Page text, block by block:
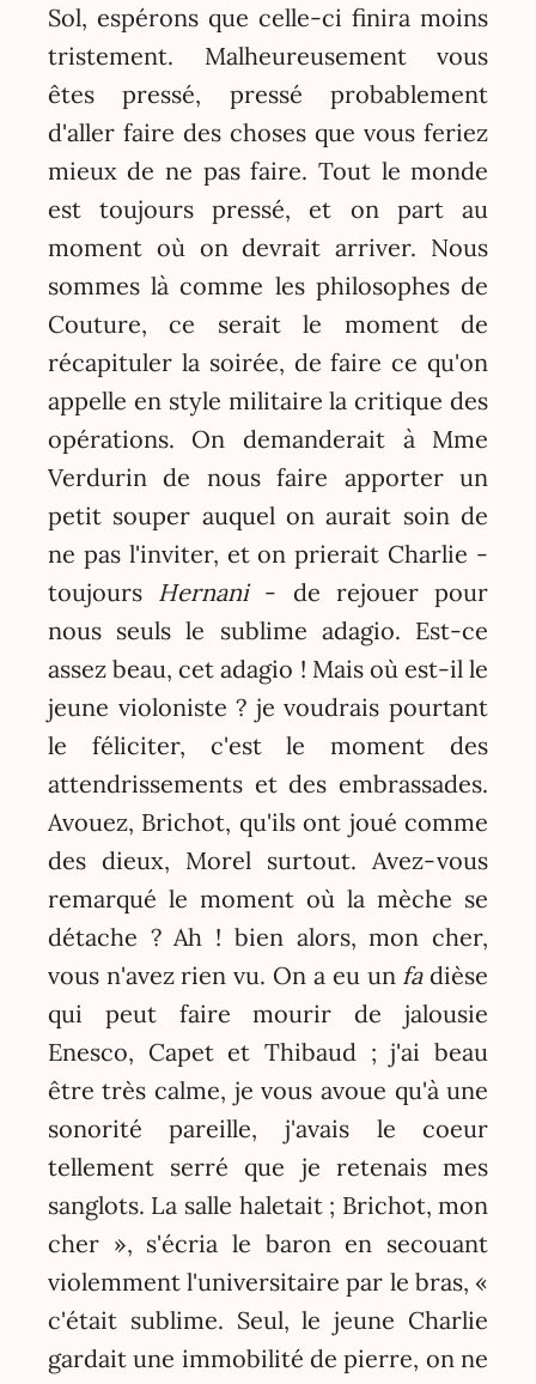
Sol, espérons que celle-ci finira moins
tristement. Malheureusement vous
êtes pressé, pressé probablement
d'aller faire des choses que vous feriez
mieux de ne pas faire. Tout le monde
est toujours pressé, et on part au
moment où on devrait arriver. Nous
sommes là comme les philosophes de
Couture, ce serait le moment de
récapituler la soirée, de faire ce qu'on
appelle en style militaire la critique des
opérations. On demanderait à Mme
Verdurin de nous faire apporter un
petit souper auquel on aurait soin de
ne pas l'inviter, et on prierait Charlie -
toujours Hernani- de rejouer pour
nous seuls le sublime adagio. Est-ce
assez beau, cet adagio ! Mais où est-il le
jeune violoniste ? je voudrais pourtant
le féliciter, c'est le moment des
attendrissements et des embrassades.
Avouez, Brichot, qu'ils ont joué comme
des dieux, Morel surtout. Avez-vous
remarqué le moment où la mèche se
détache ? Ah ! bien alors, mon cher,
vous n'avez rien vu. On a eu un fadièse
qui peut faire mourir de jalousie
Enesco, Capet et Thibaud ; j'ai beau
être très calme, je vous avoue qu'à une
sonorité pareille, j'avais le coeur
tellement serré que je retenais mes
sanglots. La salle haletait ; Brichot, mon
cher », s'écria le baron en secouant
violemment l'universitaire par le bras, «
c'était sublime. Seul, le jeune Charlie
gardait une immobilité de pierre, on ne